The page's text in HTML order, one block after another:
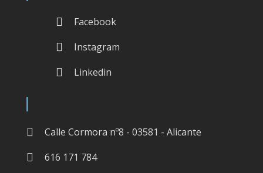
Facebook
Instagram
Linkedin
Calle Cormora nº8 - 03581 - Alicante
616 171 784